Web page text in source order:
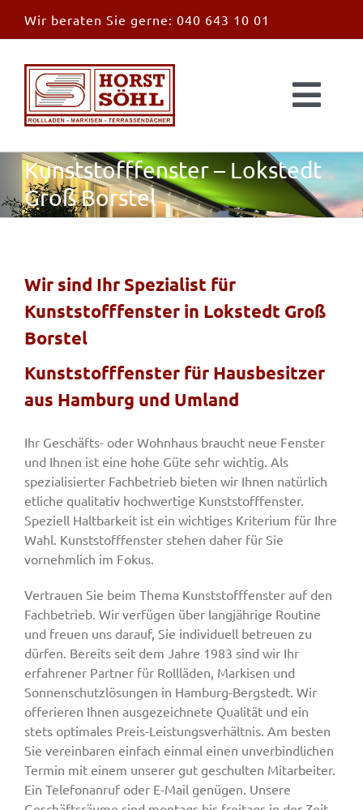
Inhalt
Wir beraten Sie gerne: 040 643 10 01
News
Überdachungen
Tore
Smart Home
Jobs
Kontakt
Kunststofffenster – Lokstedt
Groß Borstel
Wir sind Ihr Spezialist für
Kunststofffenster in Lokstedt Groß
Borstel
Kunststofffenster für Hausbesitzer
aus Hamburg und Umland
Ihr Geschäfts- oder Wohnhaus braucht neue Fenster
und Ihnen ist eine hohe Güte sehr wichtig. Als
spezialisierter Fachbetrieb bieten wir Ihnen natürlich
etliche qualitativ hochwertige Kunststofffenster.
Speziell Haltbarkeit ist ein wichtiges Kriterium für Ihre
Wahl. Kunststofffenster stehen daher für Sie
vornehmlich im Fokus.
Vertrauen Sie beim Thema Kunststofffenster auf den
Fachbetrieb. Wir verfügen über langjährige Routine
und freuen uns darauf, Sie individuell betreuen zu
dürfen. Bereits seit dem Jahre 1983 sind wir Ihr
erfahrener Partner für Rollläden, Markisen und
Sonnenschutzlösungen in Hamburg-Bergstedt. Wir
offerieren Ihnen ausgezeichnete Qualität und ein
stets optimales Preis-Leistungsverhältnis. Am besten
Sie vereinbaren einfach einmal einen unverbindlichen
Termin mit einem unserer gut geschulten Mitarbeiter.
Ein Telefonanruf oder E-Mail genügen. Unsere